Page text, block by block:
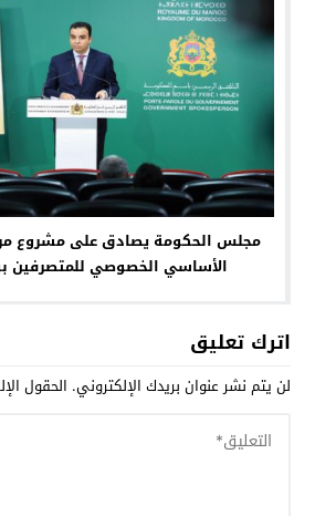
مجلس الحكومة يصادق على مشروع
الأساسي الخصوصي للمتصرفين
اترك تعليق
لن يتم نشر عنوان بريدك الإلكتروني. الحقول